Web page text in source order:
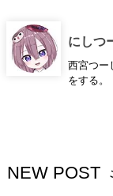
にしつ
西宮つー
をする。
NEW POST